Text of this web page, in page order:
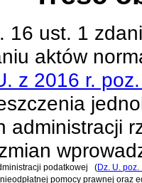
16 ust. 1
aktów
z 2016 r.
administracji
podatkowej (Dz. U. poz.
pomocy prawnej oraz